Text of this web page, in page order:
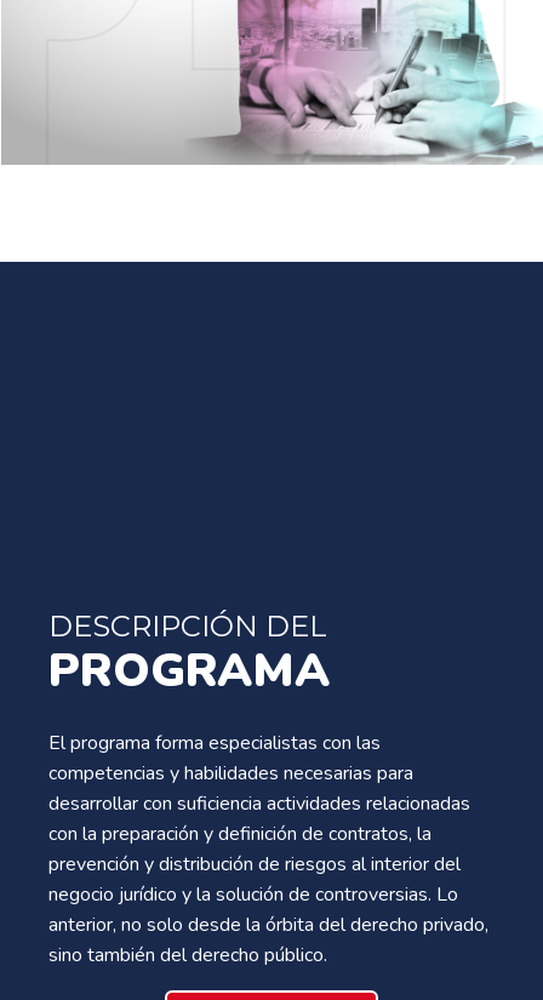
DESCRIPCIÓN DEL
PROGRAMA
El programa forma especialistas con las
competencias y habilidades necesarias para
desarrollar con suficiencia actividades relacionadas
con la preparación y definición de contratos, la
prevención y distribución de riesgos al interior del
negocio jurídico y la solución de controversias. Lo
anterior, no solo desde la órbita del derecho privado,
sino también del derecho público.